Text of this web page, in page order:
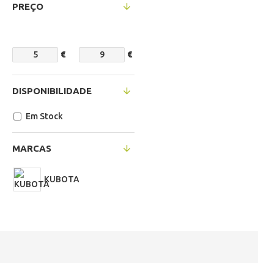
PREÇO
€ €
MARCAS
KUBOTA
DISPONIBILIDADE
Em Stock